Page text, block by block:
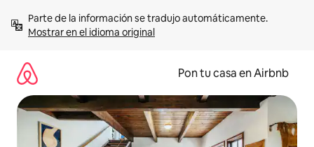
contenidoMostrar en el idioma original
Pon tu casa en Airbnb